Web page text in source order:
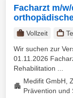
Facharzt m/
Vollzeit
Wir suchen zur
01.11.2026
Rehabilitation ...
Medifit GmbH,
Prävention und